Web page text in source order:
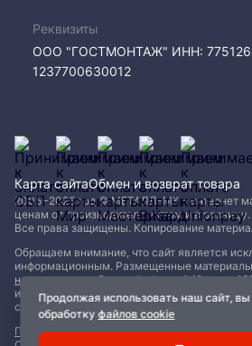
Продолжая использовать наш сайт, вы
обработкуфайлов cookie
Реквизиты
ООО "ГОСТМОНТАЖ" ИНН:
1237700630012
2005−2026 год © МЕТАЛЛ-МК - интернет
ценам от производителя, оптом и в розницу.
Все права защищены. Копирование
Обращаем внимание, что сайт является
информационным. Размещенные
не являются публичной офертой (Статья
изменены без уведомления. Для уточнения
стоимости материалов обращайтесь в
Политика конфиденциальности|
Карта сайтаОбмен и возврат товара